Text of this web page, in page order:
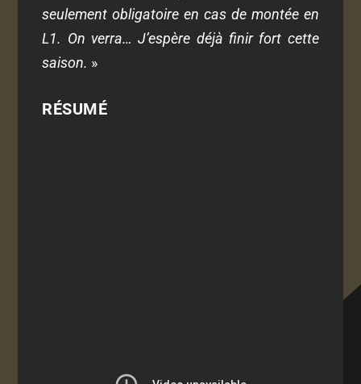
seulement obligatoire en cas de montée en
L1. On verra… J’espère déjà finir fort cette
saison. »
RÉSUMÉ